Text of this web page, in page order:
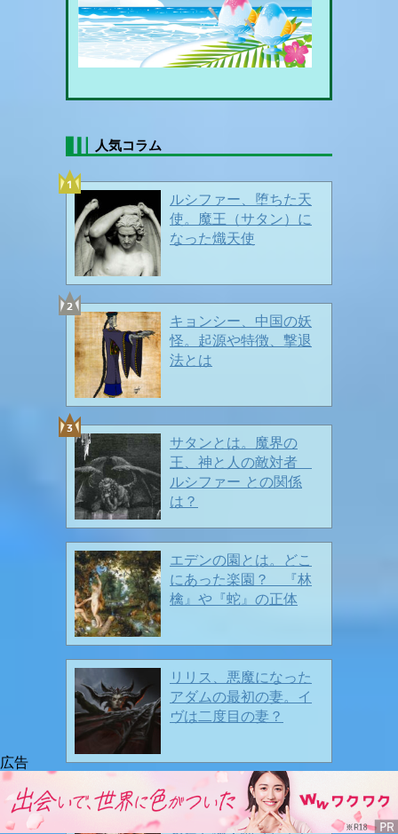
暑中お見舞い申し上げます🍦
🍃🍃 新緑眩い頃 🍃🍃
2026/05/15
夏の兆しもチラホラ🍉🍉❤️
春ですよ〜〜🎶
2026/03/28
人気コラム
ルシファー、堕ちた天
使。魔王（サタン）に
なった熾天使
キョンシー、中国の妖
怪。起源や特徴、撃退
法とは
サタンとは。魔界の
王、神と人の敵対者
ルシファー との関係
は？
エデンの園とは。どこ
にあった楽園？ 『林
檎』や『蛇』の正体
リリス、悪魔になった
アダムの最初の妻。イ
ヴは二度目の妻？
ミカエル、天使の長。
悪魔と戦い、死者の魂